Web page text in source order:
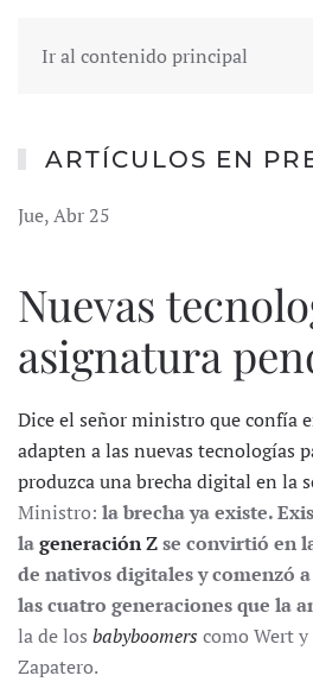
Ir al contenido principal
ARTÍCULOS EN
Jue, Abr 25
Nuevas
asignatura
Dice el señor ministro que confía
adapten a las nuevas tecnologías
produzca una brecha digital en la
Ministro: la brecha ya existe.
lageneración Zse convirtió en
de nativos digitales y comenzó
las cuatro generaciones que la
la de los babyboomers como Wert
Zapatero.